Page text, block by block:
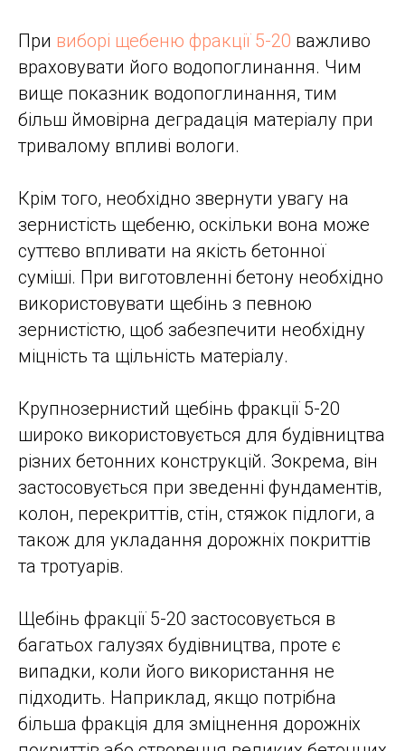
При виборі щебеню фракції 5-20 важливо
враховувати його водопоглинання. Чим
вище показник водопоглинання, тим
більш ймовірна деградація матеріалу при
тривалому впливі вологи.
Крім того, необхідно звернути увагу на
зернистість щебеню, оскільки вона може
суттєво впливати на якість бетонної
суміші. При виготовленні бетону необхідно
використовувати щебінь з певною
зернистістю, щоб забезпечити необхідну
міцність та щільність матеріалу.
Крупнозернистий щебінь фракції 5-20
широко використовується для будівництва
різних бетонних конструкцій. Зокрема, він
застосовується при зведенні фундаментів,
колон, перекриттів, стін, стяжок підлоги, а
також для укладання дорожніх покриттів
та тротуарів.
Щебінь фракції 5-20 застосовується в
багатьох галузях будівництва, проте є
випадки, коли його використання не
підходить. Наприклад, якщо потрібна
більша фракція для зміцнення дорожніх